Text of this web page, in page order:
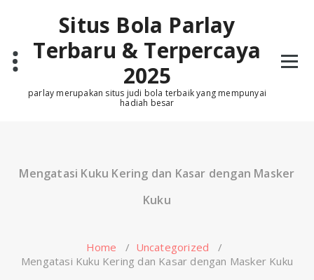
Situs Bola Parlay
Terbaru & Terpercaya
2025
parlay merupakan situs judi bola terbaik yang mempunyai
hadiah besar
Mengatasi Kuku Kering dan Kasar dengan Masker
Kuku
Home / Uncategorized /
Mengatasi Kuku Kering dan Kasar dengan Masker Kuku